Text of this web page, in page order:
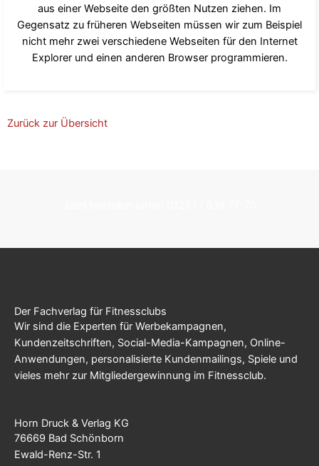
aus einer Webseite den größten Nutzen ziehen. Im
Gegensatz zu früheren Webseiten müssen wir zum Beispiel
nicht mehr zwei verschiedene Webseiten für den Internet
Explorer und einen anderen Browser programmieren.
Zurück zur Übersicht
Der Fachverlag für Fitnessclubs
Wir sind die Experten für Werbekampagnen,
Kundenzeitschriften, Social-Media-Kampagnen, Online-
Anwendungen, personalisierte Kundenmailings, Spiele und
vieles mehr zur Mitgliedergewinnung im Fitnessclub.
Horn Druck & Verlag KG
76669 Bad Schönborn
Ewald-Renz-Str. 1